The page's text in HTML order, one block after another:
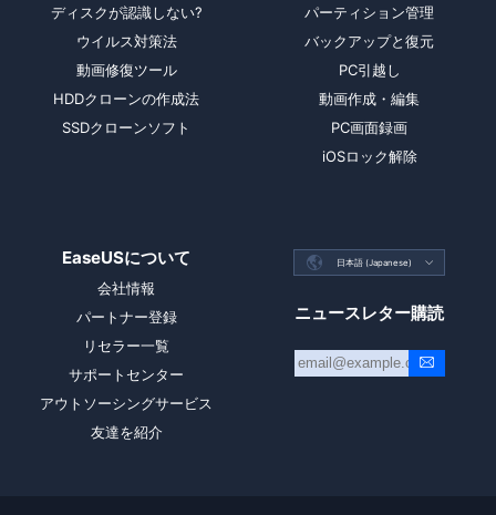
ディスクが認識しない?
ウイルス対策法
動画修復ツール
HDDクローンの作成法
SSDクローンソフト
パーティション管理
バックアップと復元
PC引越し
動画作成・編集
PC画面録画
iOSロック解除
EaseUSについて
会社情報
パートナー登録
リセラー一覧
サポートセンター
アウトソーシングサービス
友達を紹介
 日本語 (Japanese) 
ニュースレター購読